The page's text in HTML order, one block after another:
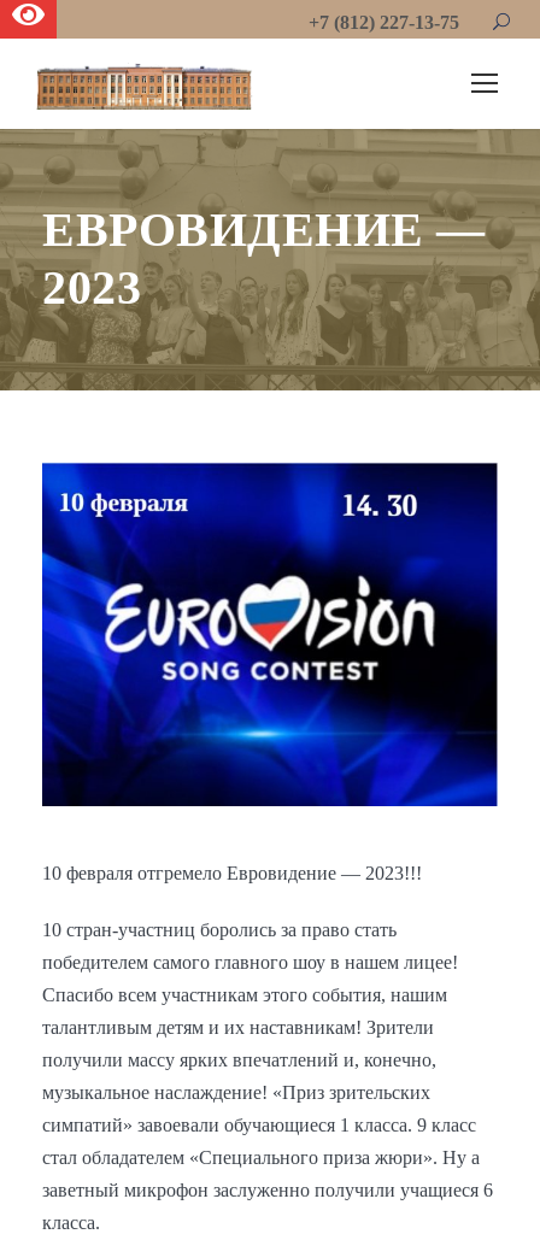
+7 (812) 227-13-75
ЕВРОВИДЕНИЕ —
2023
10 февраля отгремело Евровидение — 2023!!!
10 стран-участниц боролись за право стать
победителем самого главного шоу в нашем лицее!
Спасибо всем участникам этого события, нашим
талантливым детям и их наставникам! Зрители
получили массу ярких впечатлений и, конечно,
музыкальное наслаждение! «Приз зрительских
симпатий» завоевали обучающиеся 1 класса. 9 класс
стал обладателем «Специального приза жюри». Ну а
заветный микрофон заслуженно получили учащиеся 6
класса.